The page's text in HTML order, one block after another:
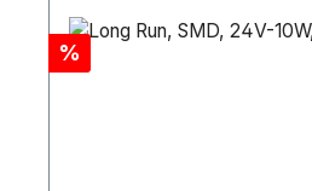
Discount
%